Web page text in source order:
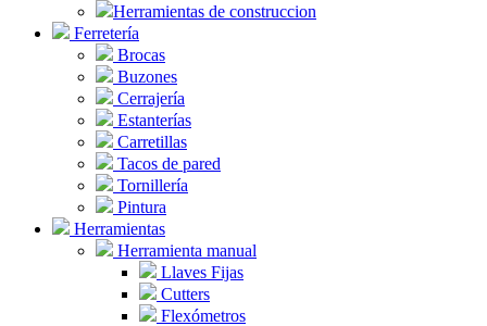
Herramientas de construccion
Ferretería
Brocas
Buzones
Cerrajería
Estanterías
Carretillas
Tacos de pared
Tornillería
Pintura
Herramientas
Herramienta manual
Llaves Fijas
Cutters
Flexómetros